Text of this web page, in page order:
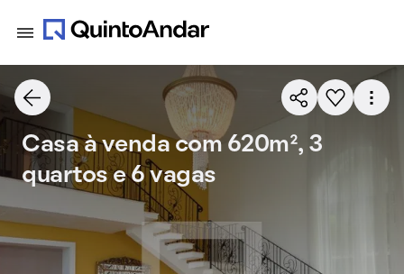
Casa à venda com 620m², 3
quartos e 6 vagas